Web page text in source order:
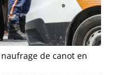
de canot en